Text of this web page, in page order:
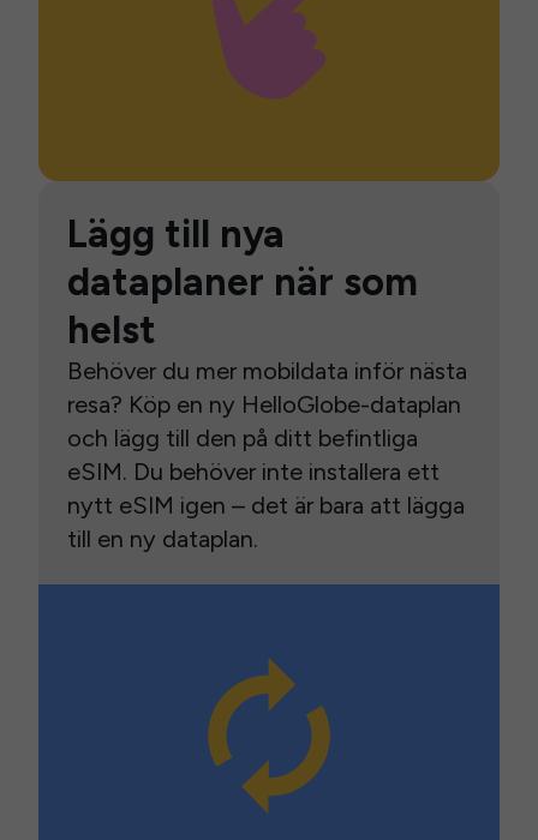
Lägg till nya
dataplaner när som
helst
Behöver du mer mobildata inför nästa
resa? Köp en ny HelloGlobe-dataplan
och lägg till den på ditt befintliga
eSIM. Du behöver inte installera ett
nytt eSIM igen – det är bara att lägga
till en ny dataplan.